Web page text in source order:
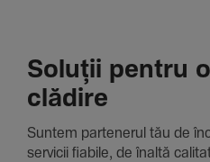
Soluții pentru
clădire
Suntem parte­nerul tău de
servicii fiabile, de înaltă